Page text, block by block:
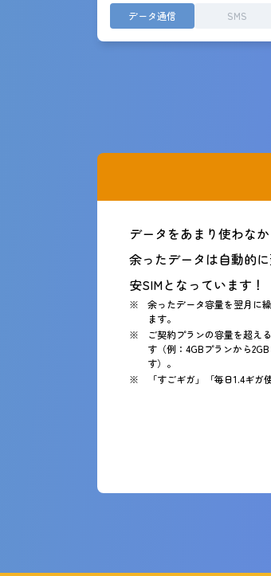
データ通信 SMS
データをあまり使わな
余ったデータは自動的
安SIMとなっています！
余ったデータ容量を翌月に
ます。
ご契約プランの容量を超え
す（例：4GBプランから
す）。
「すごギガ」「毎日1.4ギ